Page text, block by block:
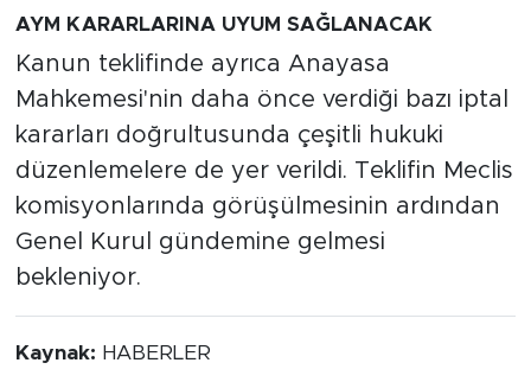
AYM KARARLARINA UYUM SAĞLANACAK
Kanun teklifinde ayrıca Anayasa
Mahkemesi'nin daha önce verdiği bazı iptal
kararları doğrultusunda çeşitli hukuki
düzenlemelere de yer verildi. Teklifin Meclis
komisyonlarında görüşülmesinin ardından
Genel Kurul gündemine gelmesi
bekleniyor.
Kaynak: HABERLER